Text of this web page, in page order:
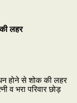
की लहर
होने से शोक की लहर
व भरा परिवार छोड़